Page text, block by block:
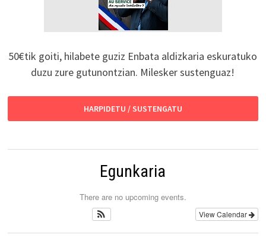
50€tik goiti, hilabete guziz Enbata aldizkaria eskuratuko
duzu zure gutunontzian. Milesker sustenguaz!
HARPIDETU / SUSTENGATU
Egunkaria
There are no upcoming events.
View Calendar